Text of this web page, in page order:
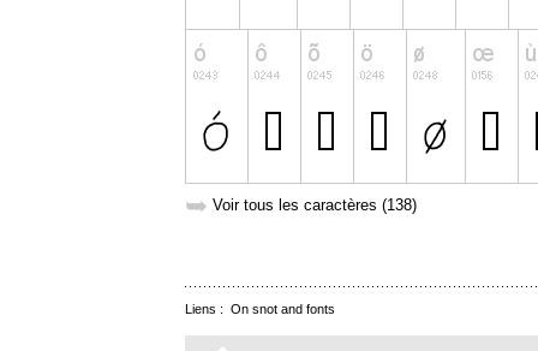
➥ Voir tous les caractères (138)
Liens : On snot and fonts